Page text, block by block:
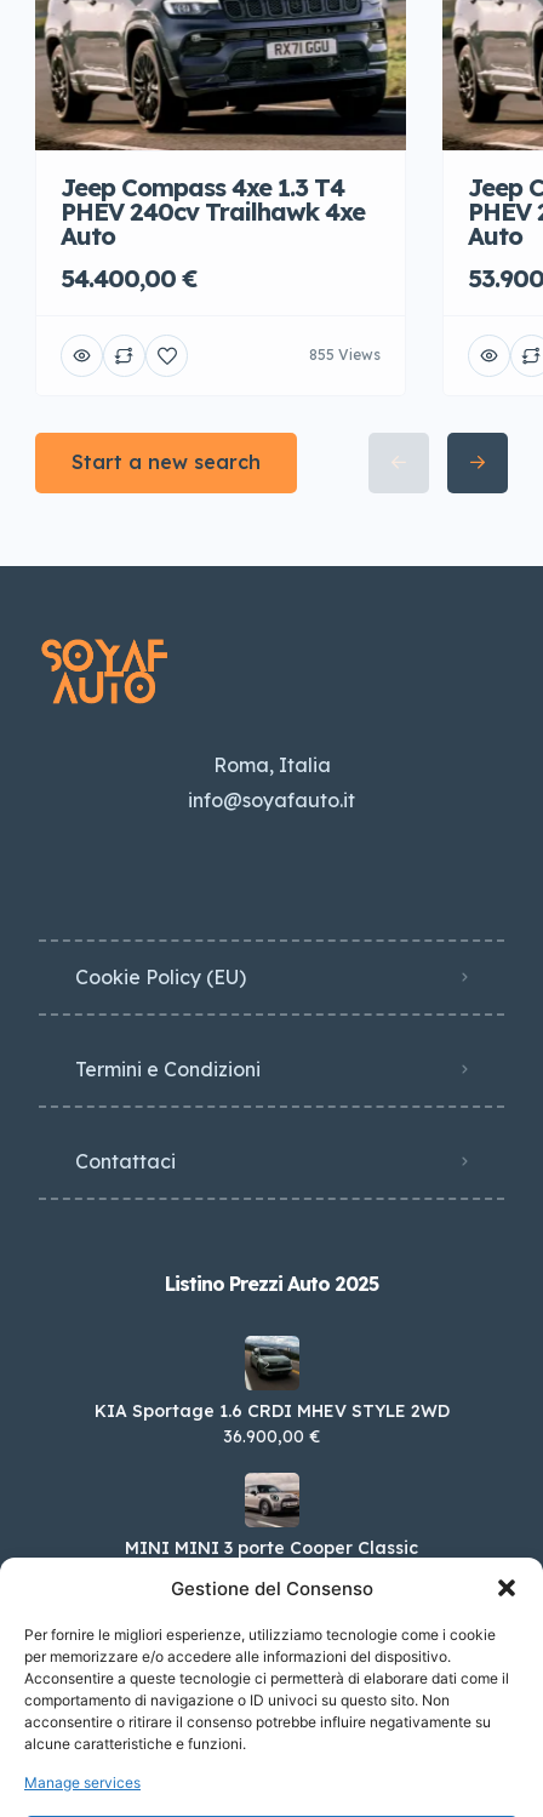
Gestione del Consenso
Per fornire le migliori esperienze, utilizziamo tecnologie come i cookie
per memorizzare e/o accedere alle informazioni del dispositivo.
Acconsentire a queste tecnologie ci permetterà di elaborare dati come il
comportamento di navigazione o ID univoci su questo sito. Non
acconsentire o ritirare il consenso potrebbe influire negativamente su
alcune caratteristiche e funzioni.
Manage services
Jeep Compass 4xe 1.3 T4
PHEV 240cv Trailhawk 4xe
Auto
54.400,00 €
855 Views
Jeep
Auto
Start a new search
Roma, Italia
info@soyafauto.it
Cookie Policy (EU)
Termini e Condizioni
Contattaci
Listino Prezzi Auto 2025
KIA Sportage 1.6 CRDI MHEV STYLE 2WD
36.900,00 €
MINI MINI 3 porte Cooper Classic
Lexus LS Hybrid 500h Executive MY24
123.000,00 €